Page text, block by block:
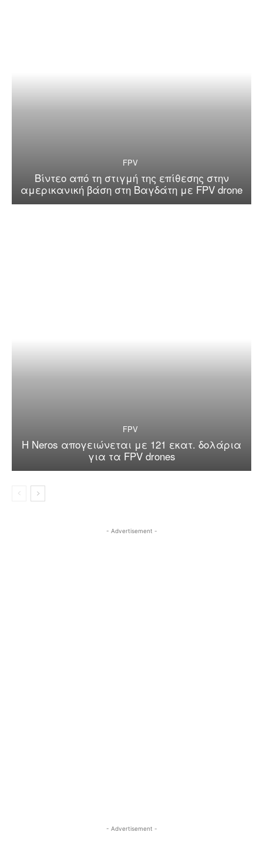
FPV
Βίντεο από τη στιγμή της επίθεσης στην
αμερικανική βάση στη Βαγδάτη με FPV drone
FPV
Η Neros απογειώνεται με 121 εκατ. δολάρια
για τα FPV drones
- Advertisement -
- Advertisement -